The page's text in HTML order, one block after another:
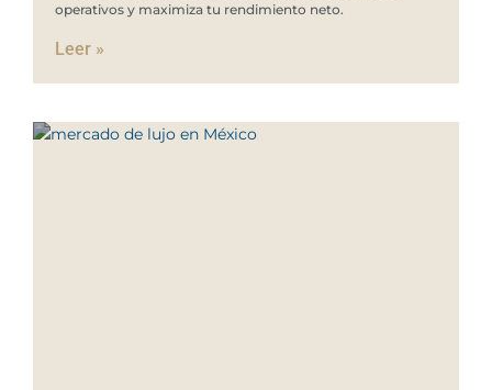
operativos y maximiza tu rendimiento neto.
Leer »